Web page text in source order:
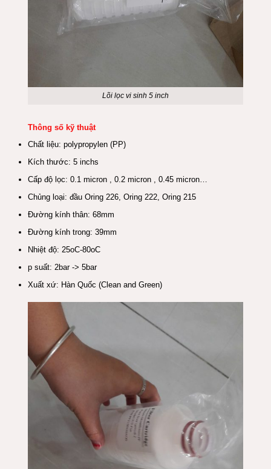
Lõi lọc vi sinh 5 inch
Thông số kỹ thuật
Chất liệu: polypropylen (PP)
Kích thước: 5 inchs
Cấp độ lọc: 0.1 micron , 0.2 micron , 0.45 micron…
Chủng loại: đầu Oring 226, Oring 222, Oring 215
Đường kính thân: 68mm
Đường kính trong: 39mm
Nhiệt độ: 25oC-80oC
p suất: 2bar -> 5bar
Xuất xứ: Hàn Quốc (Clean and Green)